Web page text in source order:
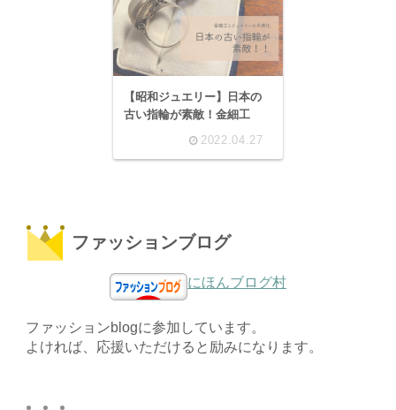
【昭和ジュエリー】日本の
古い指輪が素敵！金細工
2022.04.27
ファッションブログ
にほんブログ村
ファッションblogに参加しています。
よければ、応援いただけると励みになります。